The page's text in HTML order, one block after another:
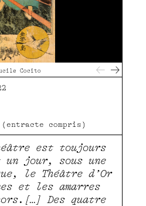
Cocito
(entracte compris)
est toujours
jour, sous une
le Théâtre d’Or
et les amarres
Des quatre